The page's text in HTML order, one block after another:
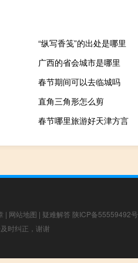
“纵写香笺”的出处是哪里
广西的省会城市是哪里
春节期间可以去临城吗
直角三角形怎么剪
春节哪里旅游好天津方言
| 网站地图 | 疑难解答 陕ICP备55559492号
时纠正，谢谢